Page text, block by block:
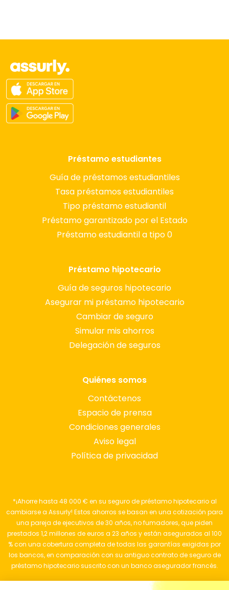
Préstamo estudiantes
Guía de préstamos estudiantiles
Tasa préstamos estudiantiles
Tipo préstamo estudiantil
Préstamo garantizado por el Estado
Préstamo estudiantil a tipo 0
Préstamo hipotecario
Guía de seguros hipotecario
Asegurar mi préstamo hipotecario
Cambiar de seguro
Simular mis ahorros
Delegación de seguros
Quiénes somos
Contáctenos
Espacio de prensa
Condiciones generales
Aviso legal
Política de privacidad
*¡Ahorre hasta 48 000 € en su seguro de préstamo hipotecario al
cambiarse a Assurly! Estos ahorros se basan en una cotización para
una pareja de ejecutivos de 30 años, no fumadores, que piden
prestados 1,2 millones de euros a 23 años y están asegurados al 100
% con una cobertura completa de todas las garantías exigidas por
los bancos, en comparación con su antiguo contrato de seguro de
préstamo hipotecario suscrito con un banco asegurador francés.
© 2025 Assurly. Todos los derechos reservados. |